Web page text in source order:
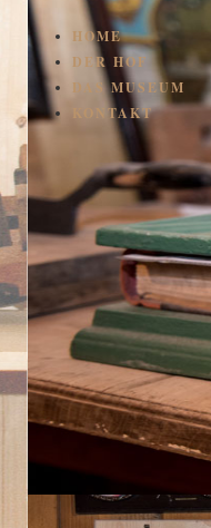
HOME
DER HOF
DAS MUSEUM
KONTAKT